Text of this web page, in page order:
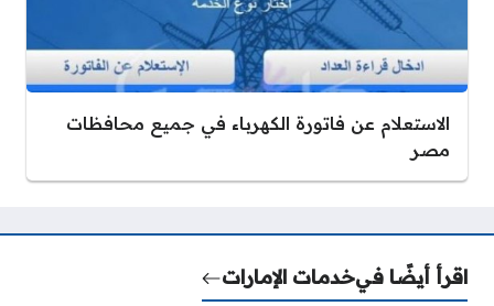
الاستعلام عن فاتورة الكهرباء في جميع محافظات
مصر
اقرأ أيضًا فيخدمات الإمارات